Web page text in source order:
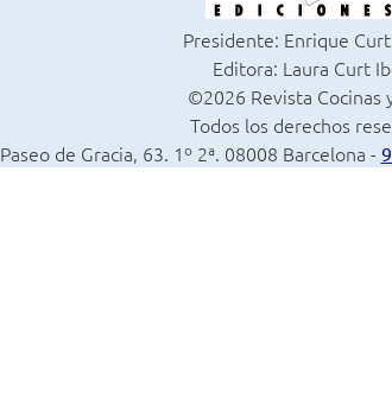
Presidente: Enrique
Editora: Laura Curt
©2026 Revista Cocinas
Todos los derechos
Paseo de Gracia, 63. 1º 2ª. 08008 Barcelona -